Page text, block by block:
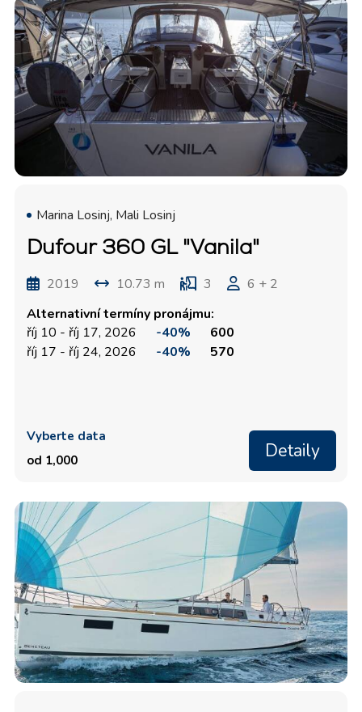
Marina Losinj, Mali Losinj
Dufour 360 GL "Vanila"
2019 10.73 m 3
6 + 2
Alternativní termíny pronájmu:
říj 10 - říj 17, 2026
-40%
600
říj 17 - říj 24, 2026
-40% 570
Vyberte data
od 1,000
Detaily